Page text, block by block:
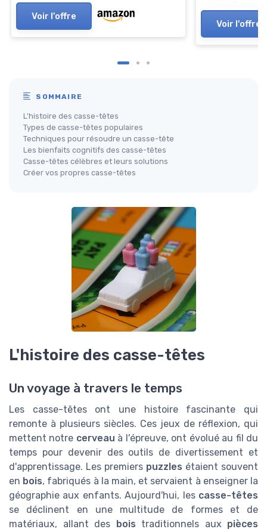
Voir l'offre
Voir l'offre
SOMMAIRE
L'histoire des casse-têtes
Types de casse-têtes populaires
Techniques pour résoudre un casse-tête
Les bienfaits cognitifs des casse-têtes
Casse-têtes célèbres et leurs solutions
Créer vos propres casse-têtes
L'histoire des casse-têtes
Un voyage à travers le temps
Les casse-têtes ont une histoire fascinante qui
remonte à plusieurs siècles. Ces jeux de réflexion, qui
mettent notre cerveau à l'épreuve, ont évolué au fil du
temps pour devenir des outils de divertissement et
d'apprentissage. Les premiers puzzles étaient souvent
en bois, fabriqués à la main, et servaient à enseigner la
géographie aux enfants. Aujourd'hui, les casse-têtes
se déclinent en une multitude de formes et de
matériaux, allant des bois traditionnels aux pièces